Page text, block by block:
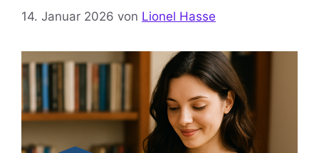
14. Januar 2026 von Lionel Hasse